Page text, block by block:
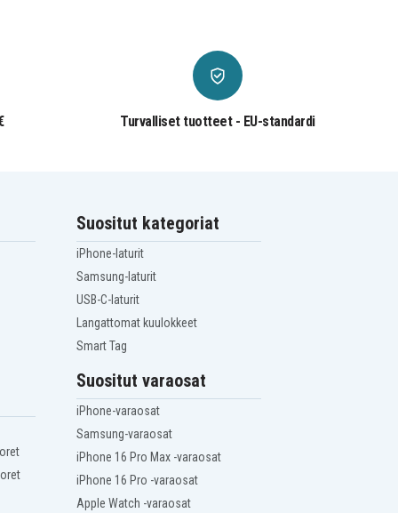
Turvalliset tuotteet - EU-standardi
Suositut kategoriat
iPhone-laturit
Samsung-laturit
USB-C-laturit
Langattomat kuulokkeet
Smart Tag
Suositut varaosat
iPhone-varaosat
Samsung-varaosat
iPhone 16 Pro Max -varaosat
iPhone 16 Pro -varaosat
Apple Watch -varaosat